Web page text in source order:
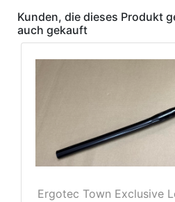
Kunden, die dieses Produkt
auch gekauft
Ergotec Town Exclusive